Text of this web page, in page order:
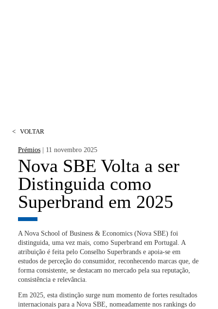
< VOLTAR
Prémios| 11 novembro 2025
Nova SBE Volta a ser
Distinguida como
Superbrand em 2025
A Nova School of Business & Economics (Nova SBE) foi
distinguida, uma vez mais, como Superbrand em Portugal. A
atribuição é feita pelo Conselho Superbrands e apoia-se em
estudos de perceção do consumidor, reconhecendo marcas que, de
forma consistente, se destacam no mercado pela sua reputação,
consistência e relevância.
Em 2025, esta distinção surge num momento de fortes resultados
internacionais para a Nova SBE, nomeadamente nos rankings do